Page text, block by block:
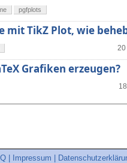
pgfplots
mit TikZ Plot, wie
20
Grafiken erzeugen?
Impressum